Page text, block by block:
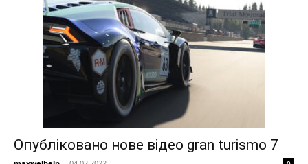
Опубліковано нове відео gran turismo 7